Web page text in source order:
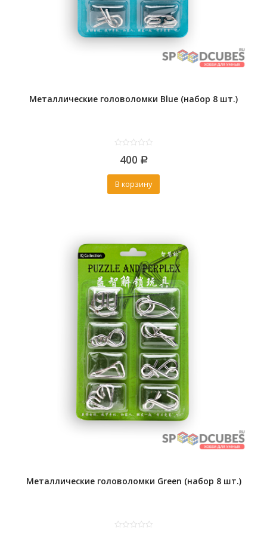
Металлические головоломки Blue (набор 8 шт.)
out
5
400 Р
В корзину
Металлические головоломки Green (набор 8 шт.)